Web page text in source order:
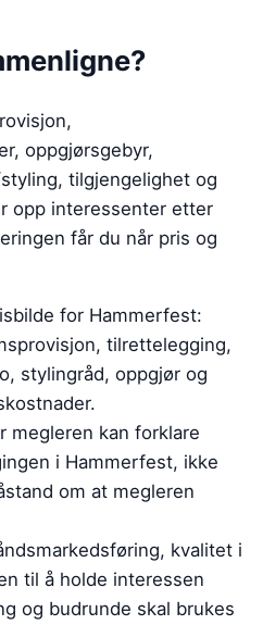
oppgjørsgebyr,
tilgjengelighet og
opp interessenter etter
får du når pris og
for Hammerfest:
tilrettelegging,
stylingråd, oppgjør og
megleren kan forklare
i Hammerfest, ikke
om at megleren
kvalitet i
til å holde interessen
og budrunde skal brukes